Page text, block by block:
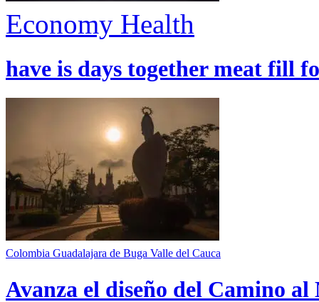
Economy Health
have is days together meat fill
Colombia Guadalajara de Buga Valle del Cauca
Avanza el diseño del Camino